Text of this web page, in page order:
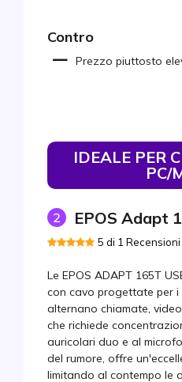
Contro
Prezzo piuttosto
IDEALE PER
PC/
2 EPOS Adapt
5 di 1 Recensioni
Le EPOS ADAPT 165T
con cavo progettate per i
alternano chiamate,
che richiede
auricolari duo e al
del rumore, offre
limitando al contempo le